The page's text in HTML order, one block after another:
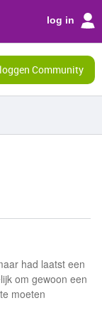
log in
Community
had laatst een
om gewoon een
moeten